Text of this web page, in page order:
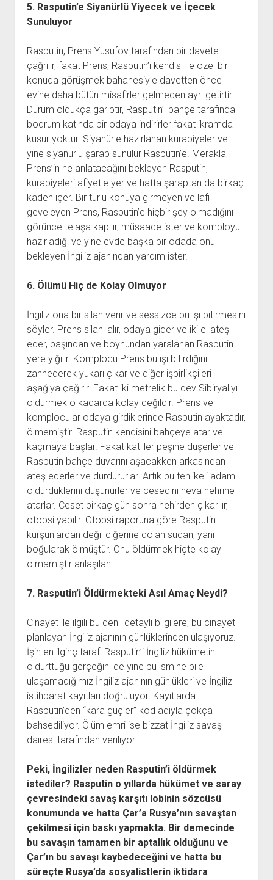
5. Rasputin’e Siyanürlü Yiyecek ve İçecek
Sunuluyor
Rasputin, Prens Yusufov tarafından bir davete
çağrılır, fakat Prens, Rasputin’i kendisi ile özel bir
konuda görüşmek bahanesiyle davetten önce
evine daha bütün misafirler gelmeden ayrı getirtir.
Durum oldukça gariptir, Rasputin’i bahçe tarafında
bodrum katında bir odaya indirirler fakat ikramda
kusur yoktur. Siyanürle hazırlanan kurabiyeler ve
yine siyanürlü şarap sunulur Rasputin’e. Merakla
Prens’in ne anlatacağını bekleyen Rasputin,
kurabiyeleri afiyetle yer ve hatta şaraptan da birkaç
kadeh içer. Bir türlü konuya girmeyen ve lafı
geveleyen Prens, Rasputin’e hiçbir şey olmadığını
görünce telaşa kapılır, müsaade ister ve komployu
hazırladığı ve yine evde başka bir odada onu
bekleyen İngiliz ajanından yardım ister.
6. Ölümü Hiç de Kolay Olmuyor
İngiliz ona bir silah verir ve sessizce bu işi bitirmesini
söyler. Prens silahı alır, odaya gider ve iki el ateş
eder, başından ve boynundan yaralanan Rasputin
yere yığılır. Komplocu Prens bu işi bitirdiğini
zannederek yukarı çıkar ve diğer işbirlikçileri
aşağıya çağırır. Fakat iki metrelik bu dev Sibiryalıyı
öldürmek o kadarda kolay değildir. Prens ve
komplocular odaya girdiklerinde Rasputin ayaktadır,
ölmemiştir. Rasputin kendisini bahçeye atar ve
kaçmaya başlar. Fakat katiller peşine düşerler ve
Rasputin bahçe duvarını aşacakken arkasından
ateş ederler ve durdururlar. Artık bu tehlikeli adamı
öldürdüklerini düşünürler ve cesedini neva nehrine
atarlar. Ceset birkaç gün sonra nehirden çıkarılır,
otopsi yapılır. Otopsi raporuna göre Rasputin
kurşunlardan değil ciğerine dolan sudan, yani
boğularak ölmüştür. Onu öldürmek hiçte kolay
olmamıştır anlaşılan.
7. Rasputin’i Öldürmekteki Asıl Amaç Neydi?
Cinayet ile ilgili bu denli detaylı bilgilere, bu cinayeti
planlayan İngiliz ajanının günlüklerinden ulaşıyoruz.
İşin en ilginç tarafı Rasputin’i İngiliz hükümetin
öldürttüğü gerçeğini de yine bu ismine bile
ulaşamadığımız İngiliz ajanının günlükleri ve İngiliz
istihbarat kayıtları doğruluyor. Kayıtlarda
Rasputin’den “kara güçler” kod adıyla çokça
bahsediliyor. Ölüm emri ise bizzat İngiliz savaş
dairesi tarafından veriliyor.
Peki, İngilizler neden Rasputin’i öldürmek
istediler? Rasputin o yıllarda hükümet ve saray
çevresindeki savaş karşıtı lobinin sözcüsü
konumunda ve hatta Çar’a Rusya’nın savaştan
çekilmesi için baskı yapmakta. Bir demecinde
bu savaşın tamamen bir aptallık olduğunu ve
Çar’ın bu savaşı kaybedeceğini ve hatta bu
süreçte Rusya’da sosyalistlerin iktidara